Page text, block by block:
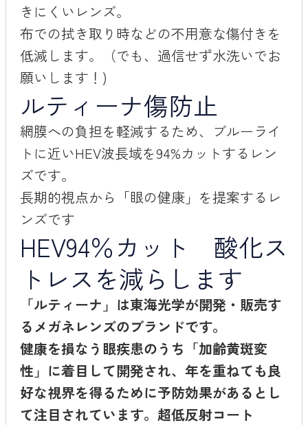
きにくいレンズ。
布での拭き取り時などの不用意な傷付きを
低減します。（でも、過信せず水洗いでお
願いします！)
ルティーナ傷防止
網膜への負担を軽減するため、ブルーライ
トに近いHEV波長域を94%カットするレン
ズです。
長期的視点から「眼の健康」を提案するレ
ンズです
HEV94％カット 酸化ス
トレスを減らします
「ルティーナ」は東海光学が開発・販売す
るメガネレンズのブランドです。
健康を損なう眼疾患のうち「加齢黄斑変
性」に着目して開発され、年を重ねても良
好な視界を得るために予防効果があるとし
て注目されています。 超低反射コート